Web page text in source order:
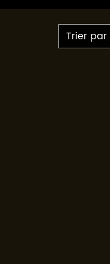
Trier par